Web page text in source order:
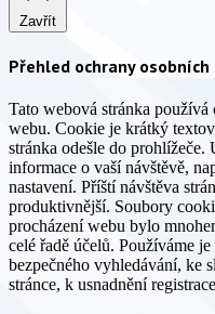
Zavřít
Přehled ochrany osobních
Tato webová stránka
webu. Cookie je krátký
stránka odešle do prohlížeče.
informace o vaší návštěvě,
nastavení. Příští návštěva
produktivnější. Soubory
procházení webu bylo
celé řadě účelů. Používáme
bezpečného vyhledávání, ke
stránce, k usnadnění